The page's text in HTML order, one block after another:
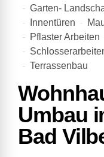
Garten-
Innentüren
Pflaster Arbeiten
Terrassenbau
Umbau
Bad